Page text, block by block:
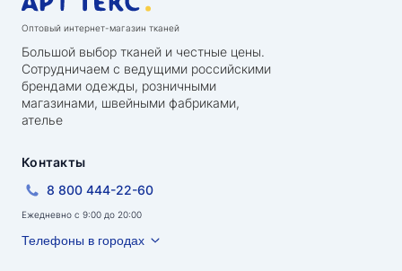
Оптовый интернет-магазин тканей
Большой выбор тканей и честные цены.
Сотрудничаем с ведущими российскими
брендами одежды, розничными
магазинами, швейными фабриками,
ателье
Контакты
8 800 444-22-60
Ежедневно с 9:00 до 20:00
Телефоны в городах